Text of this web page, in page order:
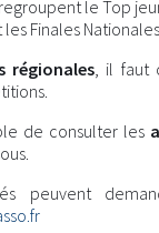
regroupent le Top
Finales
régionales, il faut
de consulter les
peuvent